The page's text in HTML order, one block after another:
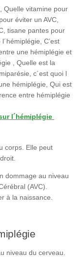
Quelle vitamine pour
éviter un AVC,
tisane pantes pour
C’est
une hémiplégie et
, Quelle est la
c´est quoi l
hémiplégie, Qui est
entre hémiplégie
l´hémiplégie
corps. Elle peut
dommage au niveau
(AVC).
à la naissance.
niveau du cerveau.